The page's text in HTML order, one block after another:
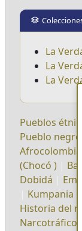
La
La
La
Pueblos
Pueblo negro
(Chocó )
Dobidá
Kumpania
Historia del
Narcotráfico